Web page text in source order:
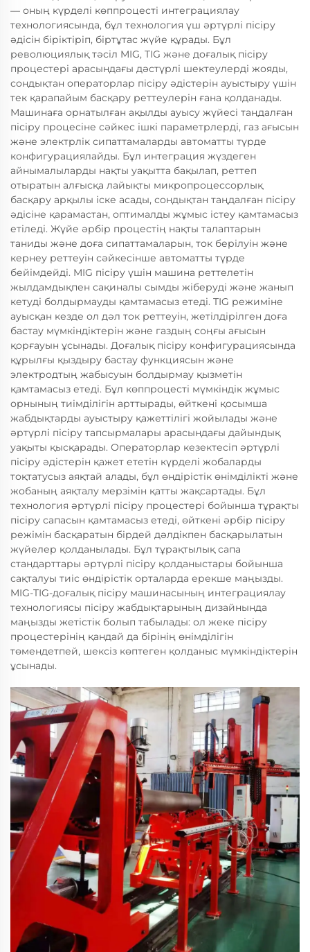
— оның күрделі көппроцесті интеграциялау
технологиясында, бұл технология үш әртүрлі пісіру
әдісін біріктіріп, біртұтас жүйе құрады. Бұл
революциялық тәсіл MIG, TIG және доғалық пісіру
процестері арасындағы дәстүрлі шектеулерді жояды,
сондықтан операторлар пісіру әдістерін ауыстыру үшін
тек қарапайым басқару реттеулерін ғана қолданады.
Машинаға орнатылған ақылды ауысу жүйесі таңдалған
пісіру процесіне сәйкес ішкі параметрлерді, газ ағысын
және электрлік сипаттамаларды автоматты түрде
конфигурациялайды. Бұл интеграция жүздеген
айнымалыларды нақты уақытта бақылап, реттеп
отыратын алғысқа лайықты микропроцессорлық
басқару арқылы іске асады, сондықтан таңдалған пісіру
әдісіне қарамастан, оптималды жұмыс істеу қамтамасыз
етіледі. Жүйе әрбір процестің нақты талаптарын
таниды және доға сипаттамаларын, ток берілуін және
кернеу реттеуін сәйкесінше автоматты түрде
бейімдейді. MIG пісіру үшін машина реттелетін
жылдамдықпен сақиналы сымды жіберуді және жанып
кетуді болдырмауды қамтамасыз етеді. TIG режиміне
ауысқан кезде ол дәл ток реттеуін, жетілдірілген доға
бастау мүмкіндіктерін және газдың соңғы ағысын
қорғауын ұсынады. Доғалық пісіру конфигурациясында
құрылғы қыздыру бастау функциясын және
электродтың жабысуын болдырмау қызметін
қамтамасыз етеді. Бұл көппроцесті мүмкіндік жұмыс
орнының тиімділігін арттырады, өйткені қосымша
жабдықтарды ауыстыру қажеттілігі жойылады және
әртүрлі пісіру тапсырмалары арасындағы дайындық
уақыты қысқарады. Операторлар кезектесіп әртүрлі
пісіру әдістерін қажет ететін күрделі жобаларды
тоқтатусыз аяқтай алады, бұл өндірістік өнімділікті және
жобаның аяқталу мерзімін қатты жақсартады. Бұл
технология әртүрлі пісіру процестері бойынша тұрақты
пісіру сапасын қамтамасыз етеді, өйткені әрбір пісіру
режімін басқаратын бірдей дәлдікпен басқарылатын
жүйелер қолданылады. Бұл тұрақтылық сапа
стандарттары әртүрлі пісіру қолданыстары бойынша
сақталуы тиіс өндірістік орталарда ерекше маңызды.
MIG-TIG-доғалық пісіру машинасының интеграциялау
технологиясы пісіру жабдықтарының дизайнында
маңызды жетістік болып табылады: ол жеке пісіру
процестерінің қандай да бірінің өнімділігін
төмендетпей, шексіз көптеген қолданыс мүмкіндіктерін
ұсынады.